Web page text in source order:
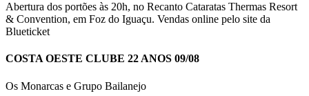
Abertura dos portões às 20h, no Recanto Cataratas Thermas Resort
& Convention, em Foz do Iguaçu. Vendas online pelo site da
Blueticket
COSTA OESTE CLUBE 22 ANOS 09/08
Os Monarcas e Grupo Bailanejo